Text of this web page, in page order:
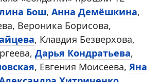
Бош, Анна Демёшкина,
Вероника Борисова,
, Клавдия Безверхова,
Дарья Кондратьева,
, Евгения Моисеева, Яна